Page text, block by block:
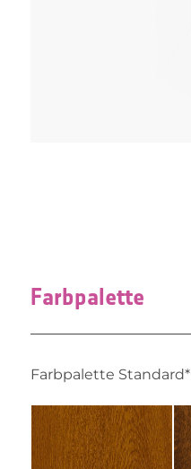
Farbpalette
Farbpalette Standard*